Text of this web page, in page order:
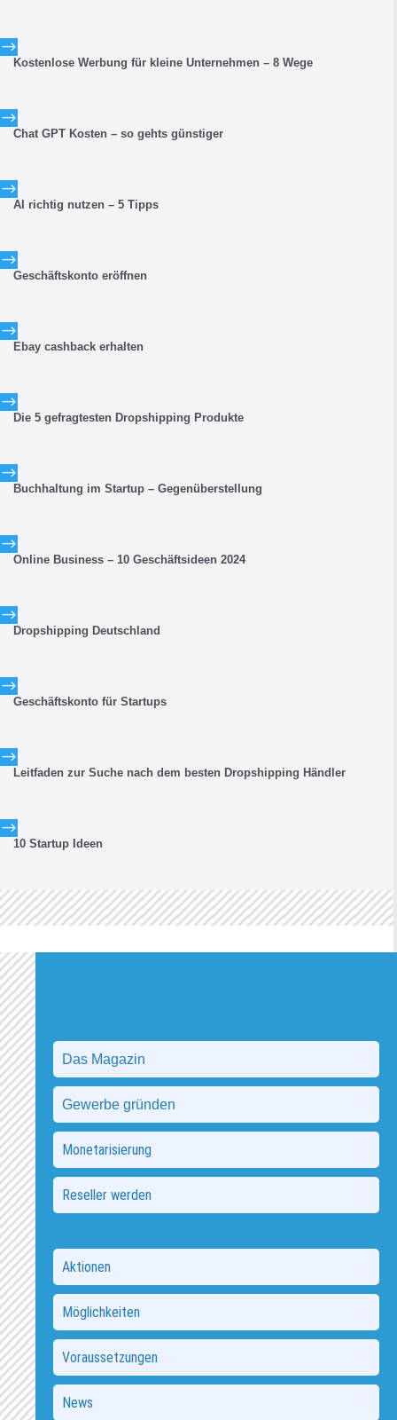
$
Kostenlose Werbung für kleine Unternehmen – 8 Wege
$
Chat GPT Kosten – so gehts günstiger
$
AI richtig nutzen – 5 Tipps
$
Geschäftskonto eröffnen
$
Ebay cashback erhalten
$
Die 5 gefragtesten Dropshipping Produkte
$
Buchhaltung im Startup – Gegenüberstellung
$
Online Business – 10 Geschäftsideen 2024
$
Dropshipping Deutschland
$
Geschäftskonto für Startups
$
Leitfaden zur Suche nach dem besten Dropshipping Händler
$
10 Startup Ideen
Das Magazin
Gewerbe gründen
Monetarisierung
Reseller werden
Aktionen
Möglichkeiten
Voraussetzungen
News